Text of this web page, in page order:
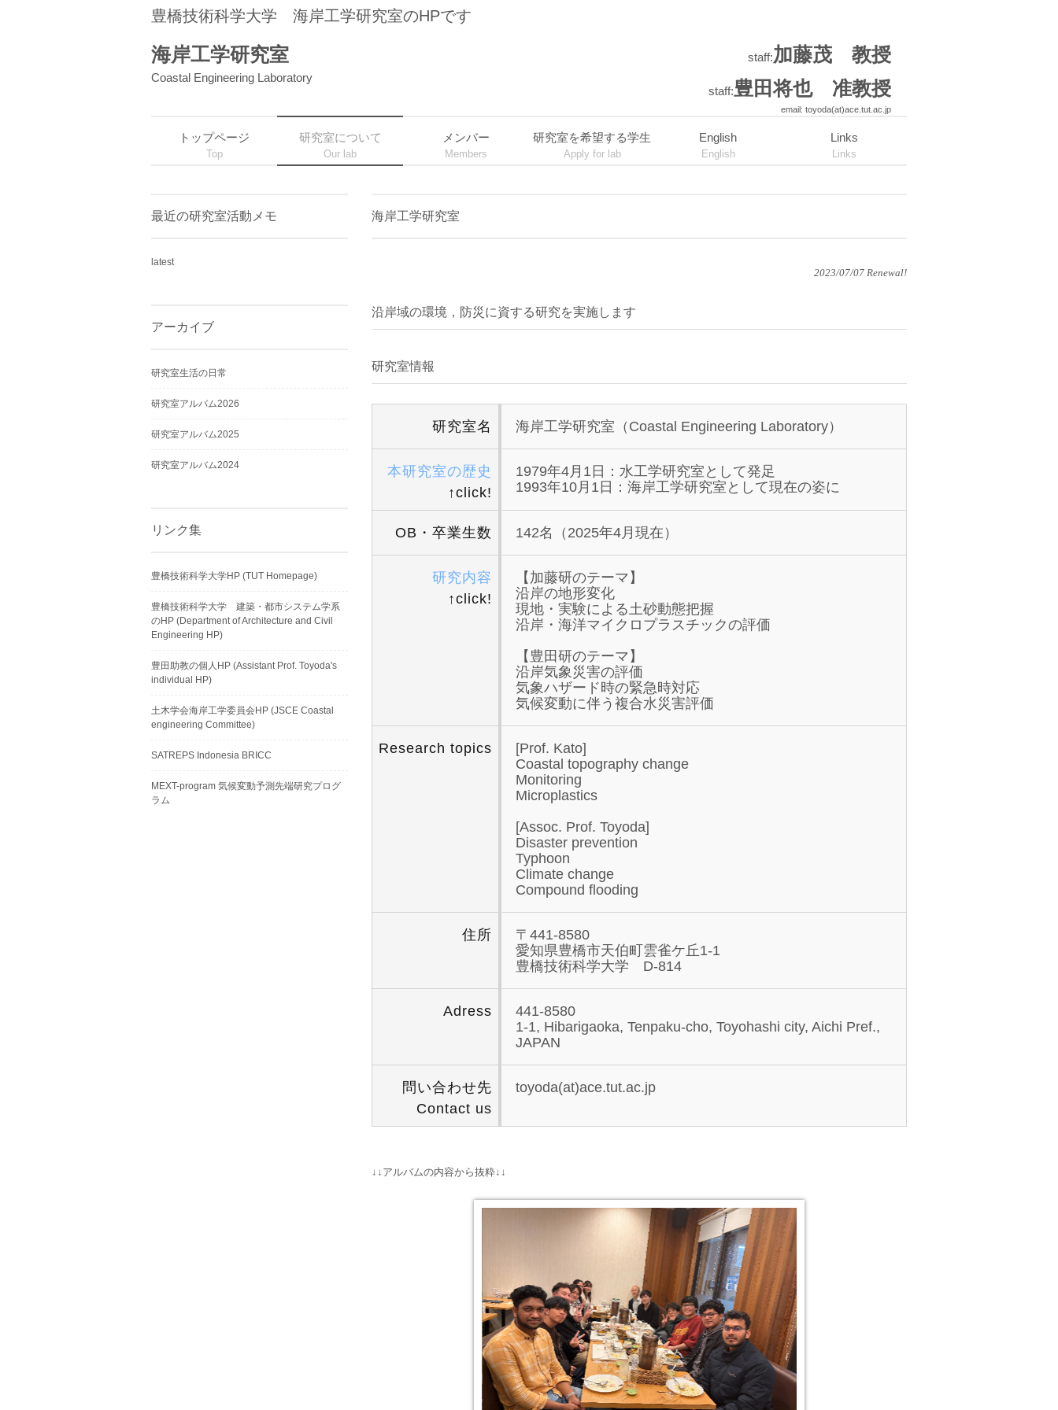
豊橋技術科学大学 海岸工学研究室のHPです
海岸工学研究室
Coastal Engineering Laboratory
staff:加藤茂 教授
staff:豊田将也 准教授
email: toyoda(at)ace.tut.ac.jp
トップページ
Top
研究室について
Our lab
メンバー
Members
研究室を希望する学生
Apply for lab
English
English
Links
Links
海岸工学研究室
2023/07/07 Renewal!
沿岸域の環境，防災に資する研究を実施します
研究室情報
研究室名 海岸工学研究室（Coastal Engineering Laboratory）
本研究室の歴史
↑click!
1979年4月1日：水工学研究室として発足
1993年10月1日：海岸工学研究室として現在の姿に
OB・卒業生数 142名（2025年4月現在）
研究内容
↑click!
【加藤研のテーマ】
沿岸の地形変化
現地・実験による土砂動態把握
沿岸・海洋マイクロプラスチックの評価
【豊田研のテーマ】
沿岸気象災害の評価
気象ハザード時の緊急時対応
気候変動に伴う複合水災害評価
Research topics
[Prof. Kato]
Coastal topography change
Monitoring
Microplastics
[Assoc. Prof. Toyoda]
Disaster prevention
Typhoon
Climate change
Compound flooding
住所
〒441-8580
愛知県豊橋市天伯町雲雀ケ丘1-1
豊橋技術科学大学 D-814
Adress
441-8580
1-1, Hibarigaoka, Tenpaku-cho, Toyohashi city, Aichi Pref.,
JAPAN
問い合わせ先
Contact us
toyoda(at)ace.tut.ac.jp
↓↓アルバムの内容から抜粋↓↓
最近の研究室活動メモ
latest
アーカイブ
研究室生活の日常
研究室アルバム2026
研究室アルバム2025
研究室アルバム2024
リンク集
豊橋技術科学大学HP (TUT Homepage)
豊橋技術科学大学 建築・都市システム学系
のHP (Department of Architecture and Civil
Engineering HP)
豊田助教の個人HP (Assistant Prof. Toyoda's
individual HP)
土木学会海岸工学委員会HP (JSCE Coastal
engineering Committee)
SATREPS Indonesia BRICC
MEXT-program 気候変動予測先端研究プログ
ラム